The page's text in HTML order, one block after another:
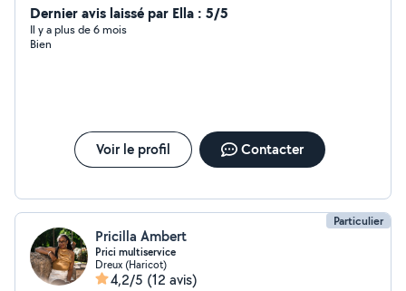
Dernier avis laissé par Ella : 5/5
Il y a plus de 6 mois
Bien
Voir le profil Contacter
Particulier
Pricilla Ambert
Prici multiservice
Dreux (Haricot)
4,2/5 (12 avis)